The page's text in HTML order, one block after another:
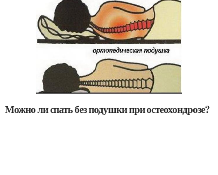
Можно ли спать без подушки при остеохондрозе?